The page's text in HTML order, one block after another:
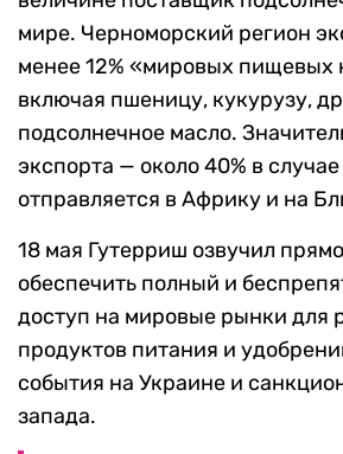
мире. Черноморский регион
менее 12% «мировых пищевых
включая пшеницу, кукурузу,
подсолнечное масло.
экспорта — около 40% в
отправляется в Африку и на
18 мая Гутерриш озвучил
обеспечить полный и
доступ на мировые рынки для
продуктов питания и
события на Украине и
запада.